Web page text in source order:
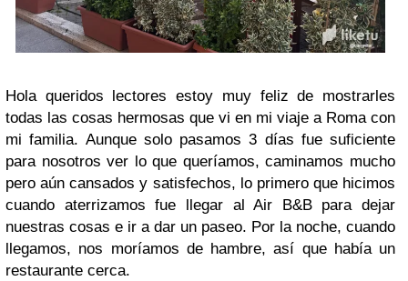
Hola queridos lectores estoy muy feliz de mostrarles
todas las cosas hermosas que vi en mi viaje a Roma con
mi familia. Aunque solo pasamos 3 días fue suficiente
para nosotros ver lo que queríamos, caminamos mucho
pero aún cansados y satisfechos, lo primero que hicimos
cuando aterrizamos fue llegar al Air B&B para dejar
nuestras cosas e ir a dar un paseo. Por la noche, cuando
llegamos, nos moríamos de hambre, así que había un
restaurante cerca.